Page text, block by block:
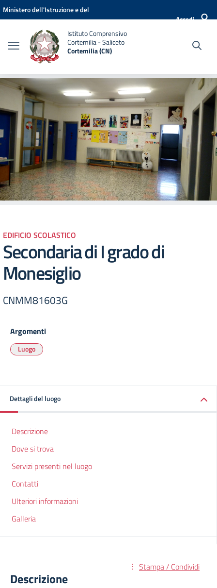
Vai ai contenuti
Vai al menu di navigazione
Vai al footer
Ministero dell'Istruzione e del
Accedi
Istituto Comprensivo
Cortemilia - Saliceto
Cortemilia (CN)
EDIFICIO SCOLASTICO
Secondaria di I grado di
Monesiglio
CNMM81603G
Argomenti
Luogo
Dettagli del luogo
Descrizione
Dove si trova
Servizi presenti nel luogo
Contatti
Ulteriori informazioni
Galleria
Stampa / Condividi
Descrizione